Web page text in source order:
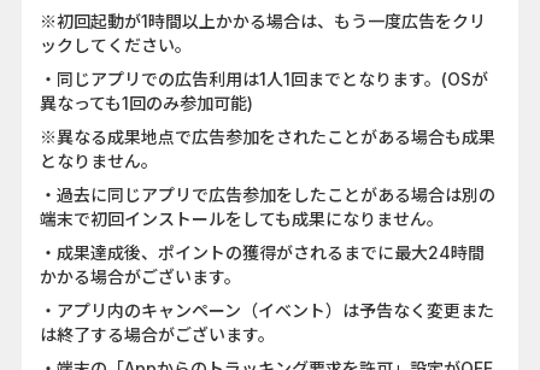
※初回起動が1時間以上かかる場合は、もう一度広告をクリ
ックしてください。
・同じアプリでの広告利用は1人1回までとなります。(OSが
異なっても1回のみ参加可能)
※異なる成果地点で広告参加をされたことがある場合も成果
となりません。
・過去に同じアプリで広告参加をしたことがある場合は別の
端末で初回インストールをしても成果になりません。
・成果達成後、ポイントの獲得がされるまでに最大24時間
かかる場合がございます。
・アプリ内のキャンペーン（イベント）は予告なく変更また
は終了する場合がございます。